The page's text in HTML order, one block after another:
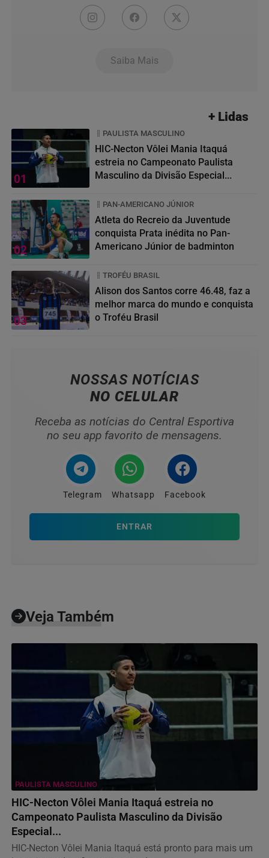
Saiba Mais
+ Lidas
01
PAULISTA MASCULINO
HIC-Necton Vôlei Mania Itaquá
estreia no Campeonato Paulista
Masculino da Divisão Especial...
02
PAN-AMERICANO JÚNIOR
Atleta do Recreio da Juventude
conquista Prata inédita no Pan-
Americano Júnior de badminton
03
TROFÉU BRASIL
Alison dos Santos corre 46.48, faz a
melhor marca do mundo e conquista
o Troféu Brasil
NOSSAS NOTÍCIAS
NO CELULAR
Receba as notícias do Central Esportiva
no seu app favorito de mensagens.
Telegram Whatsapp Facebook
ENTRAR
Veja Também
PAULISTA MASCULINO
HIC-Necton Vôlei Mania Itaquá estreia no
Campeonato Paulista Masculino da Divisão
Especial...
HIC-Necton Vôlei Mania Itaquá está pronto para mais um